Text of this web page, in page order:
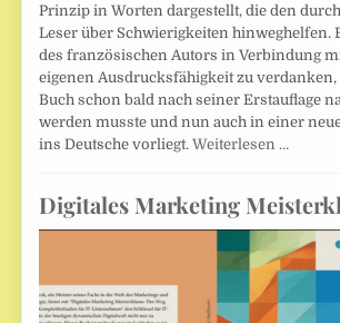
Prinzip in Worten dargestellt, die den
Leser über Schwierigkeiten hinweghelfen.
des französischen Autors in Verbindung
eigenen Ausdrucksfähigkeit zu verdanken,
Buch schon bald nach seiner Erstauflage
werden musste und nun auch in einer
ins Deutsche vorliegt.Weiterlesen …
Digitales Marketing